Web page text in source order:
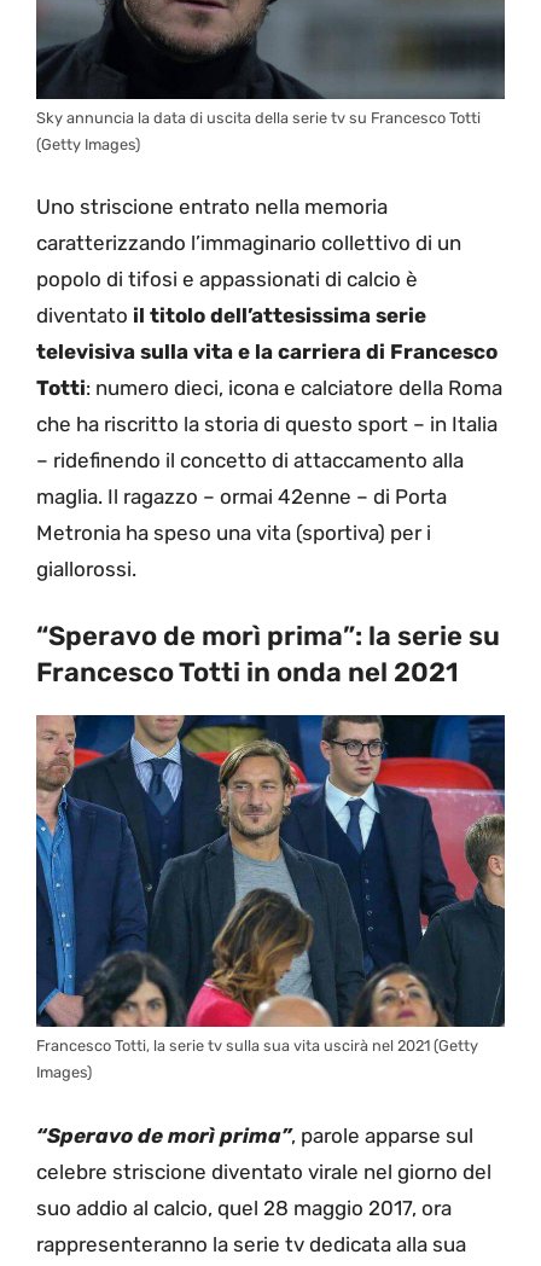
Sky annuncia la data di uscita della serie tv su Francesco Totti
(Getty Images)
Uno striscione entrato nella memoria
caratterizzando l’immaginario collettivo di un
popolo di tifosi e appassionati di calcio è
diventato il titolo dell’attesissima serie
televisiva sulla vita e la carriera di Francesco
Totti: numero dieci, icona e calciatore della Roma
che ha riscritto la storia di questo sport – in Italia
– ridefinendo il concetto di attaccamento alla
maglia. Il ragazzo – ormai 42enne – di Porta
Metronia ha speso una vita (sportiva) per i
giallorossi.
“Speravo de morì prima”: la serie su
Francesco Totti in onda nel 2021
Francesco Totti, la serie tv sulla sua vita uscirà nel 2021 (Getty
Images)
“Speravo de morì prima”, parole apparse sul
celebre striscione diventato virale nel giorno del
suo addio al calcio, quel 28 maggio 2017, ora
rappresenteranno la serie tv dedicata alla sua